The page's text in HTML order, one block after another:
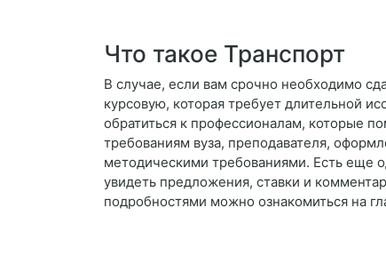
Что такое Транспорт
В случае, если вам срочно необходимо
курсовую, которая требует длительной
обратиться к профессионалам, которые
требованиям вуза, преподавателя,
методическими требованиями. Есть еще
увидеть предложения, ставки и
подробностями можно ознакомиться на